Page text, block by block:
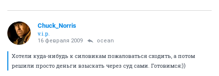
Chuck_Norris
v.i.p.
16 февраля 2009 ocean
Хотели куда-нибудь к силовикам пожаловаться сходить, а потом
решили просто деньги взыскать через суд сами. Готовимся:))